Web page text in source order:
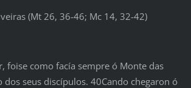
(Mt 26, 36-46; Mc 14, 32-42)
foise como facía sempre ó Monte das
dos seus discípulos. 40Cando chegaron ó